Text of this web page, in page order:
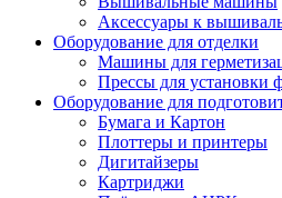
Аксессуары к
Оборудование для отделки
Машины для
Прессы для установки
Оборудование для
Бумага и Картон
Плоттеры и принтеры
Дигитайзеры
Картриджи